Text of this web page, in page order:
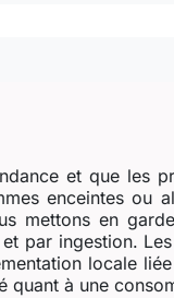
et que les
enceintes ou
mettons en
par ingestion.
locale
à une